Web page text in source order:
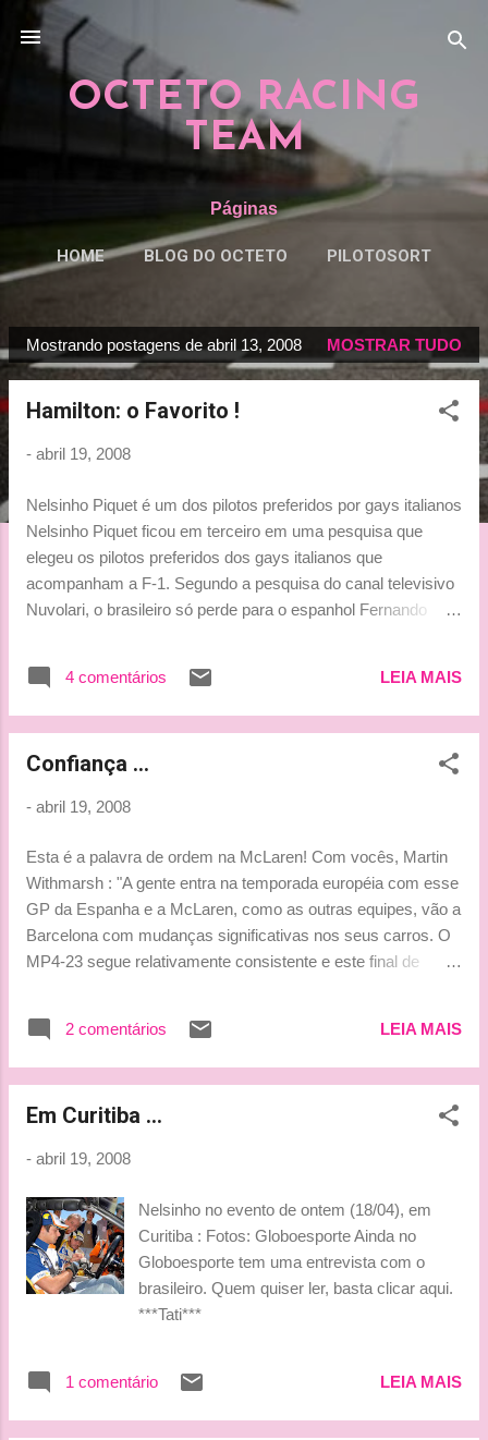
OCTETO RACING
TEAM
Páginas
HOME BLOG DO OCTETO PILOTOSORT
P
o
Mostrando postagens de abril 13, 2008 MOSTRAR TUDO
Hamilton: o Favorito !
- abril 19, 2008
Nelsinho Piquet é um dos pilotos preferidos por gays italianos
Nelsinho Piquet ficou em terceiro em uma pesquisa que
elegeu os pilotos preferidos dos gays italianos que
acompanham a F-1. Segundo a pesquisa do canal televisivo
Nuvolari, o brasileiro só perde para o espanhol Fernando
mostra que o brasileiro é preferido por 17% dos
telespectadores gays. Hamilton obteve 32% dos votos,
campeão mundial, o finlandês Kimi Räikkönen, aparece em
velocidade) **** Adorei !!! hehehe Mas faltaram alguns pilotos
4 comentários LEIA MAIS
Confiança ...
- abril 19, 2008
Esta é a palavra de ordem na McLaren! Com vocês, Martin
Withmarsh : "A gente entra na temporada européia com esse
GP da Espanha e a McLaren, como as outras equipes, vão a
Barcelona com mudanças significativas nos seus carros. O
MP4-23 segue relativamente consistente e este final de
com os nossos principais adversários " Sobre o GP : "É
sempre difícil fazer uma previsão, já que todas as equipes
e conseguimos dar um bom número de voltas. Acho que
Temos algumas novidades para esta corrida que foram
testadas nessa semana e tiveram alguns bons resultados,
mas não estamos sozinhos nessa." Bjinhoss ***Tati***
2 comentários LEIA MAIS
Em Curitiba ...
- abril 19, 2008
Nelsinho no evento de ontem (18/04), em
Curitiba : Fotos: Globoesporte Ainda no
Globoesporte tem uma entrevista com o
brasileiro. Quem quiser ler, basta clicar aqui.
***Tati***
1 comentário LEIA MAIS